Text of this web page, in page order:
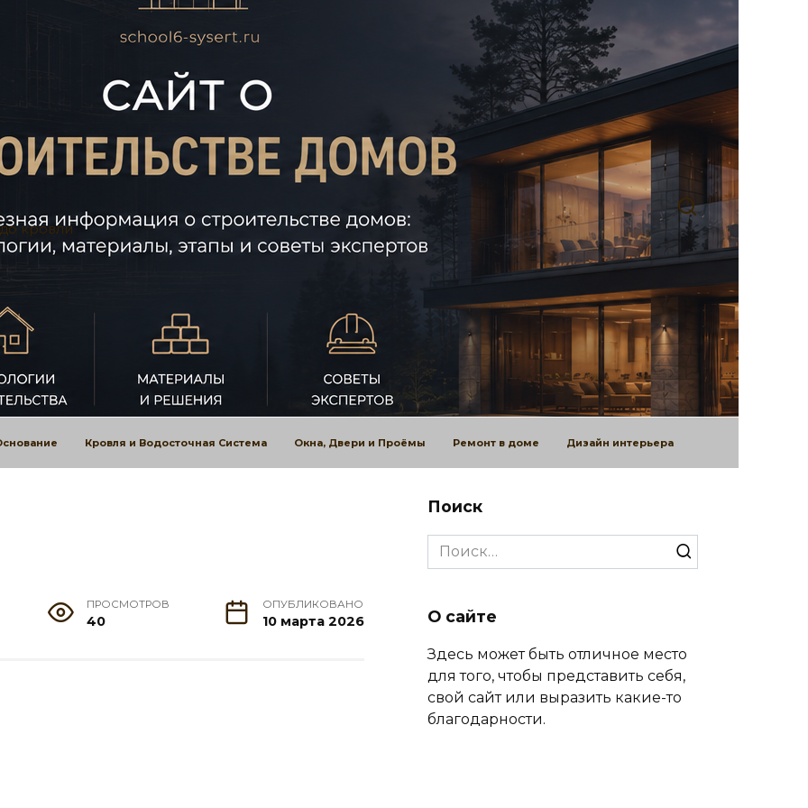
кровли
Кровля и Водосточная Система Окна, Двери и Проёмы Ремонт в доме Дизайн интерьера
ПРОСМОТРОВ
40
ОПУБЛИКОВАНО
10 марта 2026
Поиск
Search
for:
О сайте
Здесь может быть отличное место
для того, чтобы представить себя,
свой сайт или выразить какие-то
благодарности.